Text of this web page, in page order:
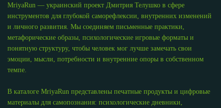
MriyaRun — украинский проект Дмитрия Телушко в сфере
инструментов для глубокой саморефлексии, внутренних изменений
и личного развития. Мы соединяем письменные практики,
метафорические образы, психологические игровые форматы и
понятную структуру, чтобы человек мог лучше замечать свои
эмоции, мысли, потребности и внутренние опоры в собственном
темпе.
В каталоге MriyaRun представлены печатные продукты и цифровые
материалы для самопознания: психологические дневники,